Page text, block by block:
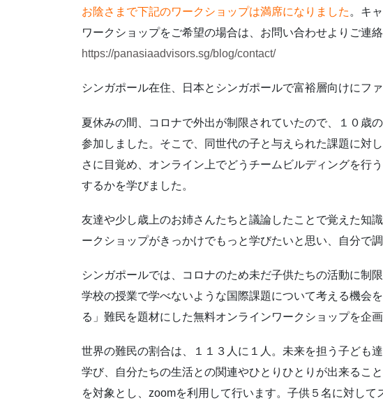
お陰さまで下記のワークショップは満席になりました 。キ
ワークショップをご希望の場合は、お問い合わせよりご連絡
https://panasiaadvisors.sg/blog/contact/
シンガポール在住、日本とシンガポールで富裕層向けにフ
夏休みの間、コロナで外出が制限されていたので、１０歳
参加しました。そこで、同世代の子と与えられた課題に対
さに目覚め、オンライン上でどうチームビルディングを行
するかを学びました。
友達や少し歳上のお姉さんたちと議論したことで覚えた知
ークショップがきっかけでもっと学びたいと思い、自分で
シンガポールでは、コロナのため未だ子供たちの活動に制
学校の授業で学べないような国際課題について考える機会
る」難民を題材にした無料オンラインワークショップを企画
世界の難民の割合は、１１３人に１人。未来を担う子ども
学び、自分たちの生活との関連やひとりひとりが出来るこ
を対象とし、zoomを利用して行います。子供５名に対して